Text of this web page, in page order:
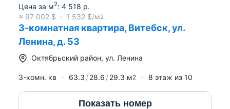
Цена за м2: 4 518 р.
≈ 97 002 $ 1 532 $/м2
3-комнатная квартира, Витебск, ул.
Ленина, д. 53
Октябрьский район, ул. Ленина
3-комн. кв 63.3 28.6 29.3 м2 8 этаж из 10
Показать номер